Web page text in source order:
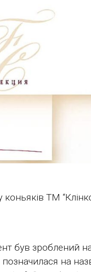
ТМ
був зроблений
позначилася на